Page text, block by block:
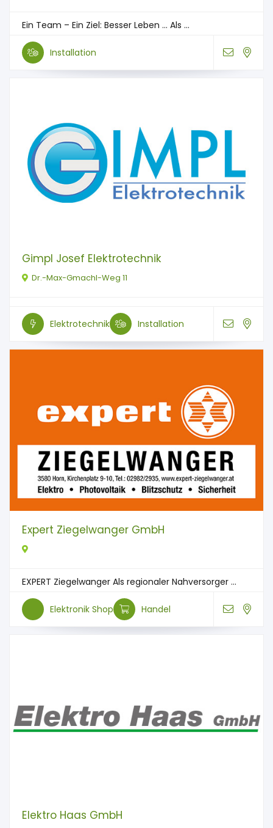
Ein Team – Ein Ziel: Besser Leben … Als ...
Installation
Gimpl Josef Elektrotechnik
Dr.-Max-Gmachl-Weg 11
Elektrotechnik Installation
Expert Ziegelwanger GmbH
EXPERT Ziegelwanger Als regionaler Nahversorger ...
Elektronik Shop Handel
Elektro Haas GmbH